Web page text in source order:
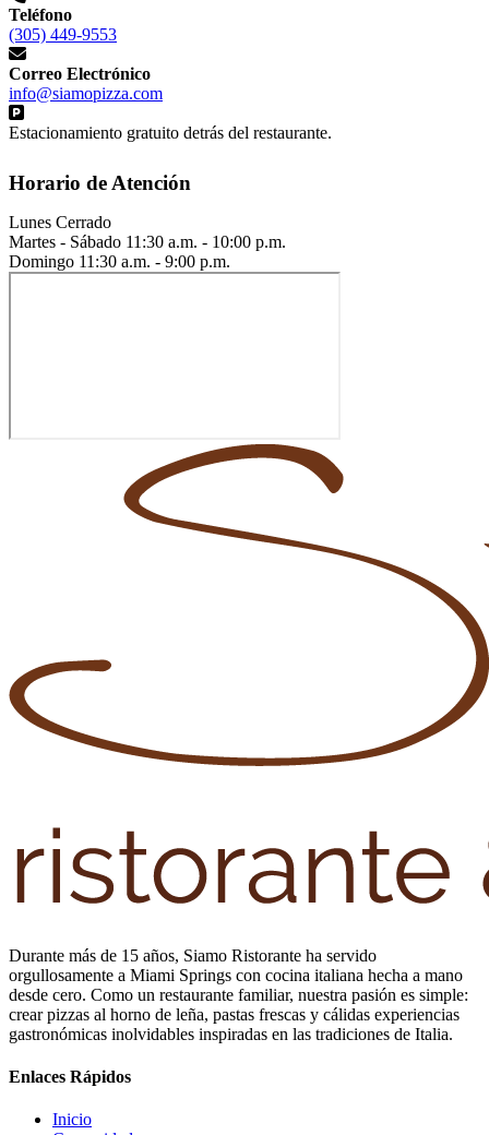
Teléfono
(305) 449-9553
Correo Electrónico
info@siamopizza.com
Estacionamiento gratuito detrás del restaurante.
Horario de Atención
Lunes Cerrado
Martes - Sábado 11:30 a.m. - 10:00 p.m.
Domingo 11:30 a.m. - 9:00 p.m.
Durante más de 15 años, Siamo Ristorante ha servido
orgullosamente a Miami Springs con cocina italiana hecha a mano
desde cero. Como un restaurante familiar, nuestra pasión es simple:
crear pizzas al horno de leña, pastas frescas y cálidas experiencias
gastronómicas inolvidables inspiradas en las tradiciones de Italia.
Enlaces Rápidos
Inicio